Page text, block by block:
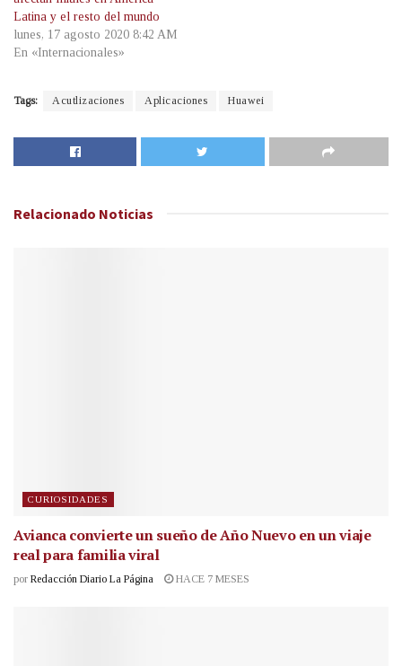
Latina y el resto del mundo
lunes, 17 agosto 2020 8:42 AM
En «Internacionales»
Tags: Acutlizaciones Aplicaciones Huawei
Relacionado Noticias
CURIOSIDADES
Avianca convierte un sueño de Año Nuevo en un viaje
real para familia viral
por Redacción Diario La Página HACE 7 MESES